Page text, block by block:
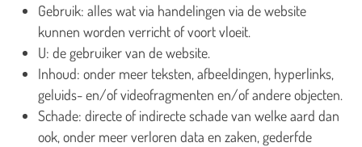
Gebruik: alles wat via handelingen via de website
kunnen worden verricht of voort vloeit.
U: de gebruiker van de website.
Inhoud: onder meer teksten, afbeeldingen, hyperlinks,
geluids- en/of videofragmenten en/of andere objecten.
Schade: directe of indirecte schade van welke aard dan
ook, onder meer verloren data en zaken, gederfde